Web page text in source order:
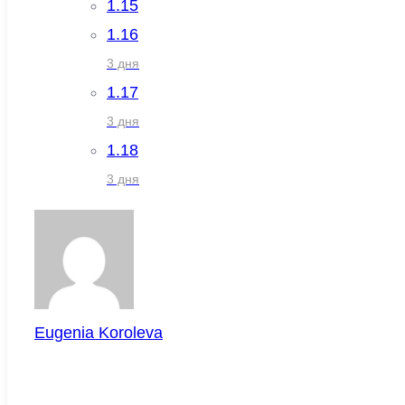
1.15
1.16
3 дня
1.17
3 дня
1.18
3 дня
Eugenia Koroleva